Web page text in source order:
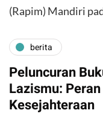
(Rapim) Mandiri
berita
Peluncuran
Lazismu:
Kesejahteraan